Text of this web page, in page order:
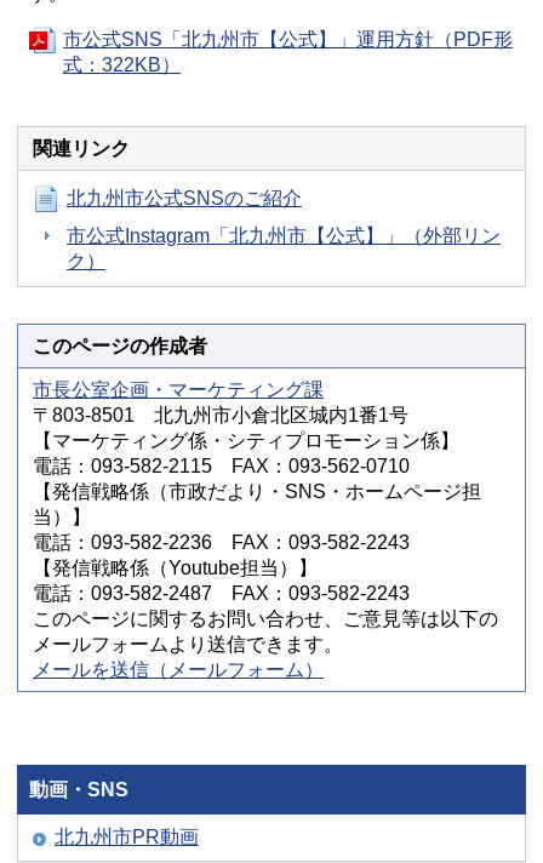
市公式SNS「北九州市【公式】」運用方針（PDF形
式：322KB）
関連リンク
北九州市公式SNSのご紹介
市公式Instagram「北九州市【公式】」（外部リン
ク）
このページの作成者
市長公室企画・マーケティング課
〒803-8501 北九州市小倉北区城内1番1号
【マーケティング係・シティプロモーション係】
電話：093-582-2115 FAX：093-562-0710
【発信戦略係（市政だより・SNS・ホームページ担
当）】
電話：093-582-2236 FAX：093-582-2243
【発信戦略係（Youtube担当）】
電話：093-582-2487 FAX：093-582-2243
このページに関するお問い合わせ、ご意見等は以下の
メールフォームより送信できます。
メールを送信（メールフォーム）
動画・SNS
北九州市PR動画